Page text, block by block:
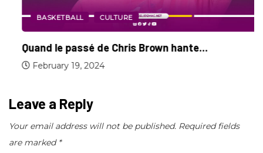
BASKETBALL CULTURE
Quand le passé de Chris Brown hante...
February 19, 2024
Leave a Reply
Your email address will not be published. Required fields
are marked *